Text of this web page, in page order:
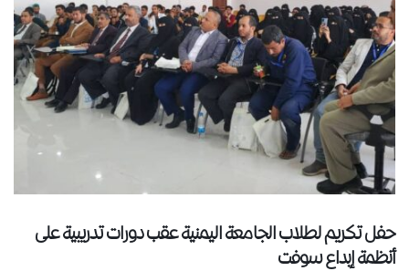
حفل تكريم لطلاب الجامعة اليمنية عقب دورات تدريبية على
أنظمة إبداع سوفت